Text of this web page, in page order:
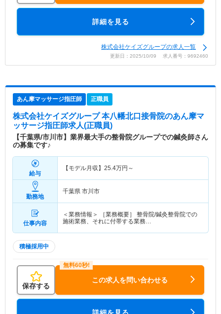
詳細を見る
株式会社ケイズグループの求人一覧
更新日：2025/10/09 求人番号：9692460
あん摩マッサージ指圧師 正職員
株式会社ケイズグループ 本八幡北口接骨院のあん摩マ
ッサージ指圧師求人(正職員)
【千葉県/市川市】業界最大手の整骨院グループでの鍼灸師さん
の募集です♪
給与
【モデル月収】 25.4万円～
勤務地
千葉県 市川市
仕事内容
＜業務情報＞ ［業務概要］ 整骨院/鍼灸整骨院での
施術業務、それに付帯する業務…
積極採用中
保存する
この求人を問い合わせる